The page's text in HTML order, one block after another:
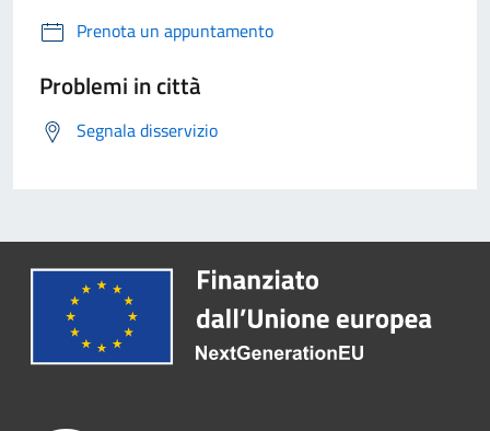
Prenota un appuntamento
Problemi in città
Segnala disservizio